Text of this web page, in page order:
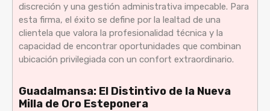
discreción y una gestión administrativa impecable. Para
esta firma, el éxito se define por la lealtad de una
clientela que valora la profesionalidad técnica y la
capacidad de encontrar oportunidades que combinan
ubicación privilegiada con un confort extraordinario.
Guadalmansa: El Distintivo de la Nueva
Milla de Oro Esteponera